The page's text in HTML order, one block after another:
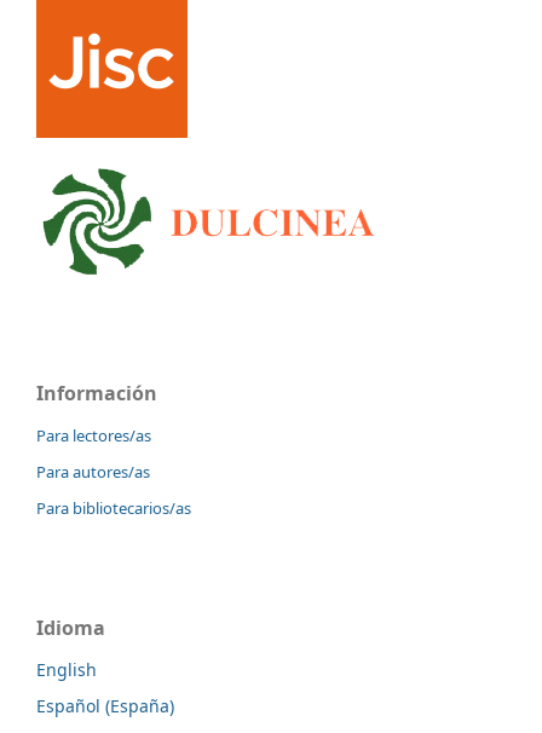
Información
Para lectores/as
Para autores/as
Para bibliotecarios/as
Idioma
English
Español (España)